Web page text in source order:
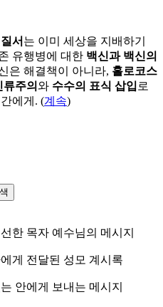
서 는 이미 세상을 지배하기
유행병에 대한 백신과 백신의
은 해결책이 아니라, 홀로코스
류주의 와 수수의 표식 삽입 로
에게. (계속)
한 목자 예수님의 메시지
게 전달된 성모 계시록
안에게 보내는 메시지